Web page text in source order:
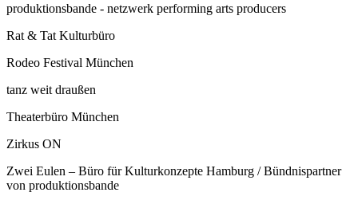
produktionsbande - netzwerk performing arts producers
Rat & Tat Kulturbüro
Rodeo Festival München
tanz weit draußen
Theaterbüro München
Zirkus ON
Zwei Eulen – Büro für Kulturkonzepte Hamburg / Bündnispartner
von produktionsbande